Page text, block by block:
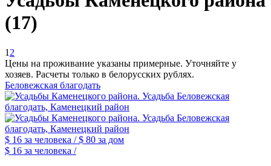
(17)
1 2
Цены на проживание указаны примерные. Уточняйте у
хозяев. Расчеты только в белорусских рублях.
Беловежская благодать
$ 16 за человека /$ 80 за дом
$ 16 за человека /